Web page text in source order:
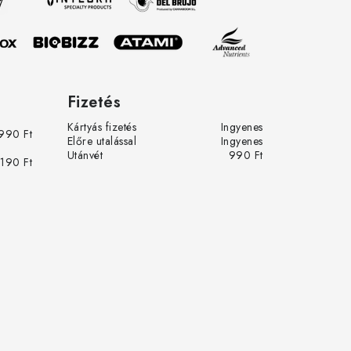
Ft
Ft
Fizetés
Kártyás fizetés
Ingyenes
Előre utalással
Ingyenes
Utánvét
990 Ft